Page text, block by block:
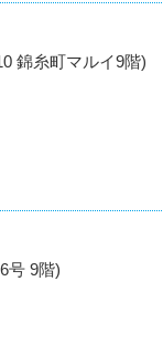
錦糸町マルイ9階)
号 9階)